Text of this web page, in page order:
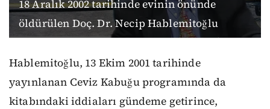
18 Aralık 2002 tarihinde evinin önünde
öldürülen Doç. Dr. Necip Hablemitoğlu
Hablemitoğlu, 13 Ekim 2001 tarihinde
yayınlanan Ceviz Kabuğu programında da
kitabındaki iddiaları gündeme getirince,